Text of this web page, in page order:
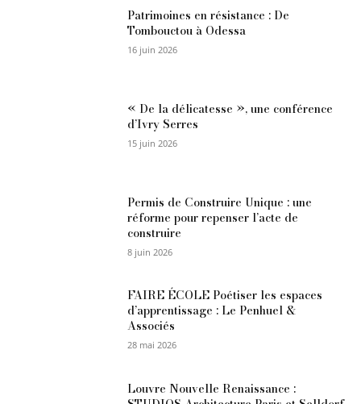
Patrimoines en résistance : De
Tombouctou à Odessa
16 juin 2026
« De la délicatesse », une conférence
d’Ivry Serres
15 juin 2026
Permis de Construire Unique : une
réforme pour repenser l’acte de
construire
8 juin 2026
FAIRE ÉCOLE Poétiser les espaces
d’apprentissage : Le Penhuel &
Associés
28 mai 2026
Louvre Nouvelle Renaissance :